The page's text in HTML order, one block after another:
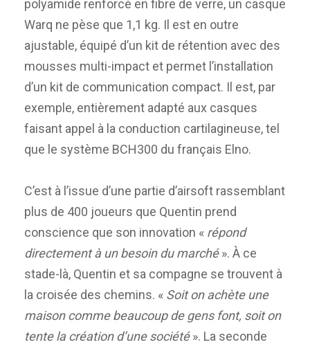
polyamide renforcé en fibre de verre, un casque
Warq ne pèse que 1,1 kg. Il est en outre
ajustable, équipé d’un kit de rétention avec des
mousses multi-impact et permet l’installation
d’un kit de communication compact. Il est, par
exemple, entièrement adapté aux casques
faisant appel à la conduction cartilagineuse, tel
que le système BCH300 du français Elno.
C’est à l’issue d’une partie d’airsoft rassemblant
plus de 400 joueurs que Quentin prend
conscience que son innovation « répond
directement à un besoin du marché». À ce
stade-là, Quentin et sa compagne se trouvent à
la croisée des chemins. « Soit on achète une
maison comme beaucoup de gens font, soit on
tente la création d’une société». La seconde